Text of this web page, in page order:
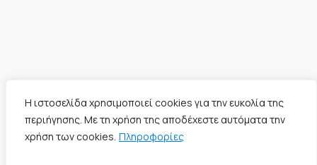
Η ιστοσελίδα χρησιμοποιεί cookies για την ευκολία της
περιήγησης. Με τη χρήση της αποδέχεστε αυτόματα την
χρήση των cookies. Πληροφορίες